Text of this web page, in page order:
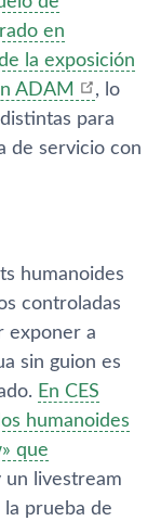
en
la exposición
ADAM
, lo
para
de servicio con
humanoides
controladas
exponer a
sin guion es
En CES
humanoides
que
un livestream
prueba de